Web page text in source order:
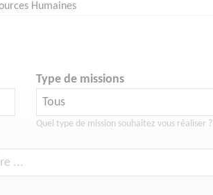
Humaines
Type de missions
Quel type de mission souhaitez vous réaliser ?